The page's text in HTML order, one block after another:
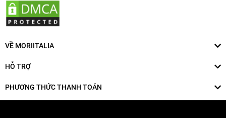
VỀ MORIITALIA
HỖ TRỢ
PHƯƠNG THỨC THANH TOÁN